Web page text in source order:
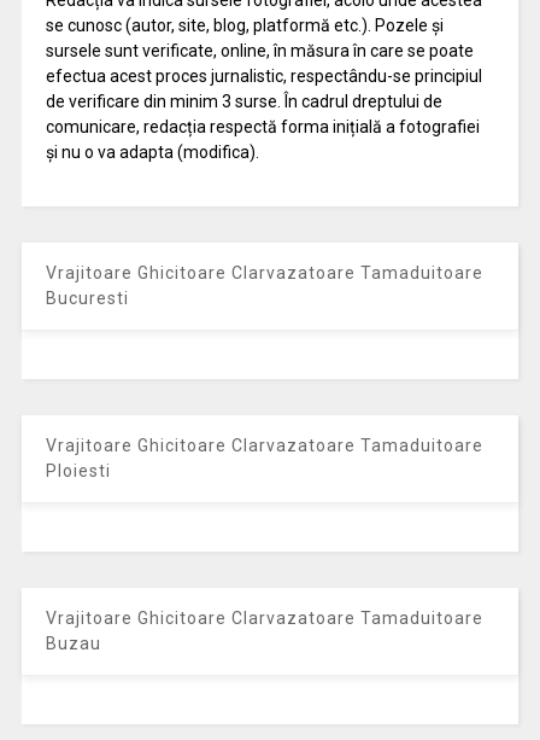
se cunosc (autor, site, blog, platformă etc.). Pozele și
sursele sunt verificate, online, în măsura în care se poate
efectua acest proces jurnalistic, respectându-se principiul
de verificare din minim 3 surse. În cadrul dreptului de
comunicare, redacția respectă forma inițială a fotografiei
și nu o va adapta (modifica).
Vrajitoare Ghicitoare Clarvazatoare Tamaduitoare
Bucuresti
Vrajitoare Ghicitoare Clarvazatoare Tamaduitoare
Ploiesti
Vrajitoare Ghicitoare Clarvazatoare Tamaduitoare
Buzau